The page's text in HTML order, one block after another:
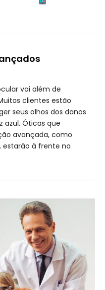
vai além de
clientes estão
seus olhos dos danos
azul. Óticas que
avançada, como
estarão à frente no